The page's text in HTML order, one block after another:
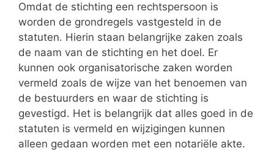
Omdat de stichting een rechtspersoon is
worden de grondregels vastgesteld in de
statuten. Hierin staan belangrijke zaken zoals
de naam van de stichting en het doel. Er
kunnen ook organisatorische zaken worden
vermeld zoals de wijze van het benoemen van
de bestuurders en waar de stichting is
gevestigd. Het is belangrijk dat alles goed in de
statuten is vermeld en wijzigingen kunnen
alleen gedaan worden met een notariële akte.